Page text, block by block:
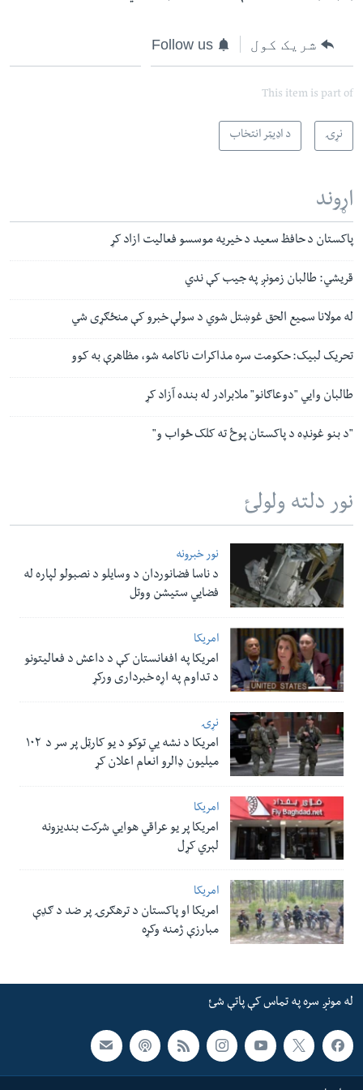
شریک کول Follow us
This item is part of
نړۍ د اډیټر انتخاب
اړوند
پاکستان د حافظ سعید د خیریه موسسو فعالیت ازاد کړ
قریشي: طالبان زمونږ په جیب کې ندي
له مولانا سمیع الحق غوښتل شوي د سولې خبرو کې منځګړی شي
تحریک لبیک: حکومت سره مذاکرات ناکامه شو، مظاهرې به کوو
طالبان وايي "دوعاګانو" ملابرادر له بنده آزاد کړ
"د بنو غونډه د پاکستان پوځ ته کلک ځواب و"
نور دلته ولولئ
نور خبرونه
د ناسا فضانوردان د وسایلو د نصبولو لپاره له
فضایي ستیشن ووتل
امریکا
امریکا په افغانستان کې د داعش د فعالیتونو
د تداوم په اړه خبرداری ورکړ
نړۍ
امریکا د نشه یي توکو د یو کارټل پر سر د ۱۰۲
میلیون ډالرو انعام اعلان کړ
امریکا
امریکا پر یو عراقي هوایي شرکت بندیزونه
لېري کړل
امریکا
امریکا او پاکستان د ترهګرۍ پر ضد د ګډې
مبارزې ژمنه وکړه
له مونږ سره په تماس کې پاتې شئ